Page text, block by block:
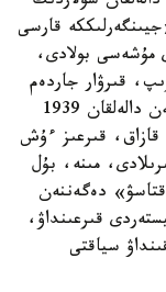
«جيىنگەرلىككە قارسى
مۇشەسى بولادى،
قىرۋار جاردەم
كورسەتەدى. وسىلايشا كوپتىڭ كوزىنە تۇسكەن دالەلقان 1939
قازاق، قىرعىز ءۇش
مىنە، بۇل
دەگەننەن
قىرعىنداۋ،
سياقتى